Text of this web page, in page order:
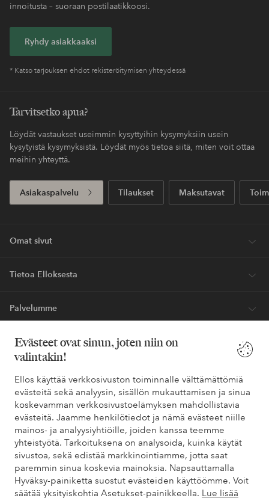
Evästeet ovat sinun, joten niin on
valintakin!
Ellos käyttää verkkosivuston toiminnalle välttämättömiä
evästeitä sekä analyysin, sisällön mukauttamisen ja sinua
koskevamman verkkosivustoelämyksen mahdollistavia
evästeitä. Jaamme henkilötiedot ja nämä evästeet niille
mainos- ja analyysiyhtiöille, joiden kanssa teemme
yhteistyötä. Tarkoituksena on analysoida, kuinka käytät
sivustoa, sekä edistää markkinointiamme, jotta saat
paremmin sinua koskevia mainoksia. Napsauttamalla
Hyväksy-painiketta suostut evästeiden käyttöömme. Voit
säätää yksityiskohtia Asetukset-painikkeella. Lue lisää
innoitusta – suoraan postilaatikkoosi.
Ryhdy asiakkaaksi
* Katso tarjouksen ehdot rekisteröitymisen yhteydessä
Tarvitsetko apua?
Löydät vastaukset useimmin kysyttyihin kysymyksiin usein
kysytyistä kysymyksistä. Löydät myös tietoa siitä, miten voit ottaa
meihin yhteyttä.
Asiakaspalvelu Tilaukset Maksutavat
Omat sivut
Tietoa Elloksesta
Palvelumme
Ehdot
Ystävät
Turvalliset maksut – maksa nyt tai erissä
Haluatko tietää lisää maksuvaihtoehdoistamme?
elpy elpy